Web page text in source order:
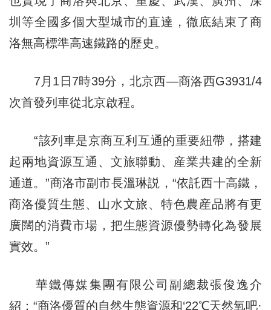
圳等全國多個大型城市的直達，徹底結束了商
洛無高標準高速鐵路的歷史。
7月1日7時39分，北京西—商洛西G3931/4
次首發列車從北京啟程。
“該列車是京商互利互通的重要紐帶，搭建
起兩地資源互通、文旅聯動、産業共建的全新
通道。”商洛市副市長溫琳説，“依託西十高鐵，
商洛優質生態、山水文旅、特色農産品將有更
廣闊的消費市場，把生態資源優勢轉化為發展
實效。”
華鐵傳媒集團有限公司副總裁張俊逸介
紹：“商洛優質的自然生態資源和‘22℃天然氧吧·